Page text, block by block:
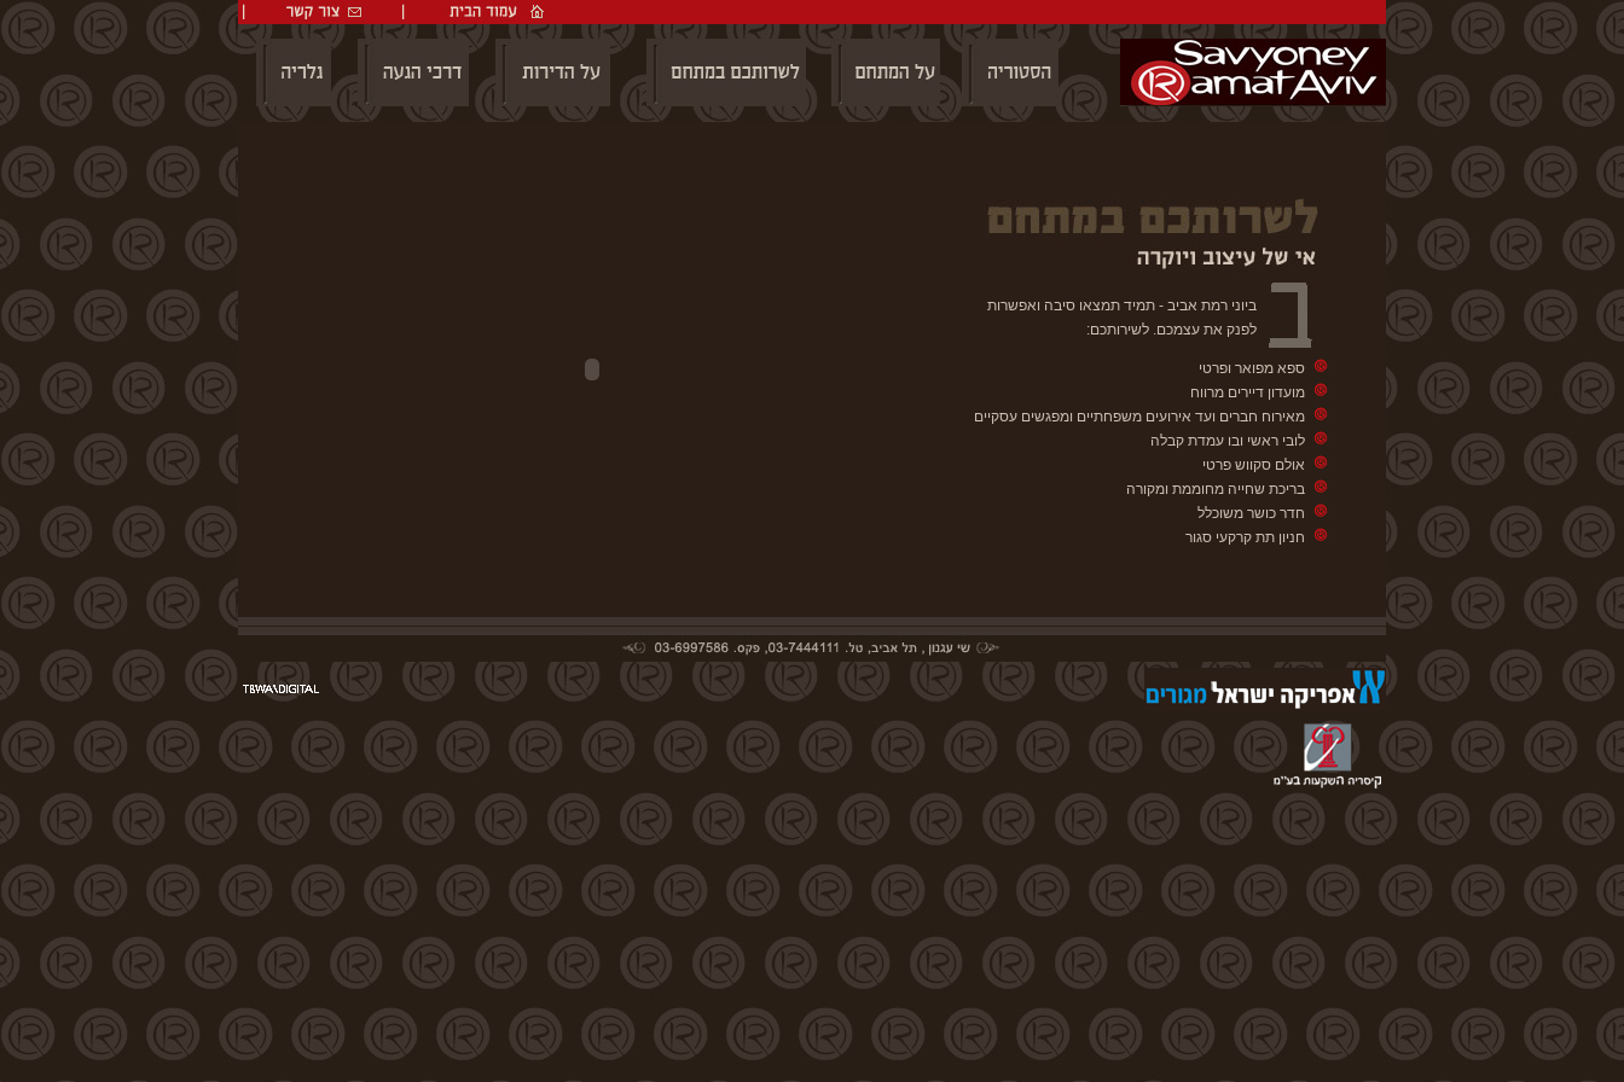
ביוני רמת אביב - תמיד תמצאו סיבה ואפשרות
לפנק את עצמכם. לשירותכם:
ספא מפואר ופרטי
מועדון דיירים מרווח
מאירוח חברים ועד אירועים משפחתיים ומפגשים עסקיים
לובי ראשי ובו עמדת קבלה
אולם סקווש פרטי
בריכת שחייה מחוממת ומקורה
חדר כושר משוכלל
חניון תת קרקעי סגור